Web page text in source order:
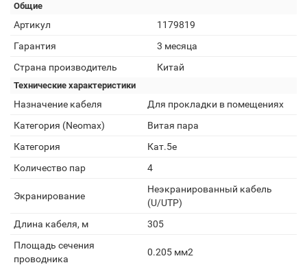
Общие
Артикул
1179819
Гарантия
3 месяца
Страна производитель
Китай
Технические характеристики
Назначение кабеля
Для прокладки в помещениях
Категория (Neomax)
Витая пара
Категория
Кат.5e
Количество пар
4
Экранирование
Неэкранированный кабель
(U/UTP)
Длина кабеля, м
305
Площадь сечения
проводника
0.205 мм2